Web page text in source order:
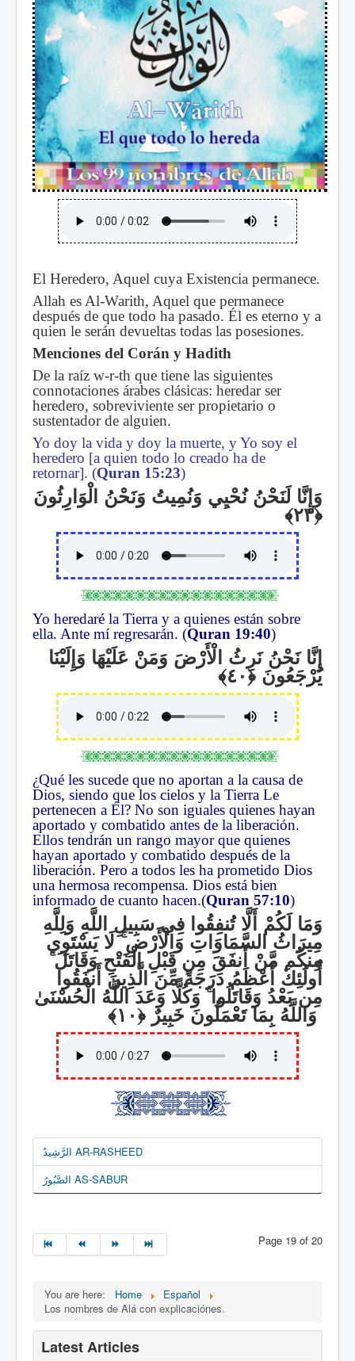
El Heredero, Aquel cuya Existencia permanece.
Allah es Al-Warith, Aquel que permanece
después de que todo ha pasado. Él es eterno y a
quien le serán devueltas todas las posesiones.
Menciones del Corán y Hadith
De la raíz w-r-th que tiene las siguientes
connotaciones árabes clásicas: heredar ser
heredero, sobreviviente ser propietario o
sustentador de alguien.
Yo doy la vida y doy la muerte, y Yo soy el
heredero [a quien todo lo creado ha de
retornar]. (Quran 15:23)
وَإِنَّا لَنَحْنُ نُحْيِي وَنُمِيتُ وَنَحْنُ الْوَارِثُونَ
Yo heredaré la Tierra y a quienes están sobre
ella. Ante mí regresarán. (Quran 19:40)
إِنَّا نَحْنُ نَرِثُ الْأَرْضَ وَمَنْ عَلَيْهَا وَإِلَيْنَا
يُرْجَعُونَ
¿Qué les sucede que no aportan a la causa de
Dios, siendo que los cielos y la Tierra Le
pertenecen a Él? No son iguales quienes hayan
aportado y combatido antes de la liberación.
Ellos tendrán un rango mayor que quienes
hayan aportado y combatido después de la
liberación. Pero a todos les ha prometido Dios
una hermosa recompensa. Dios está bien
informado de cuanto hacen.(Quran 57:10)
وَمَا لَكُمْ أَلَّا تُنفِقُوا فِي سَبِيلِ اللَّهِ وَلِلَّهِ
مِيرَاثُ السَّمَاوَاتِ وَالْأَرْضِۚلَا يَسْتَوِي
مِنكُم مَّنْ أَنفَقَ مِن قَبْلِ الْفَتْحِ وَقَاتَلَۚ
أُولَٰئِكَ أَعْظَمُ دَرَجَةً مِّنَ الَّذِينَ أَنفَقُوا
مِن بَعْدُ وَقَاتَلُواۚوَكُلًّا وَعَدَ اللَّهُ الْحُسْنَىٰ
وَاللَّهُ بِمَا تَعْمَلُونَ خَبِيرٌ
الرَّشِيدُ AR-RASHEED
الصَّبُورُ AS-SABUR
Page 19 of 20
You are here: Home
Español
Los nombres de Alá con explicaciónes.
Latest Articles